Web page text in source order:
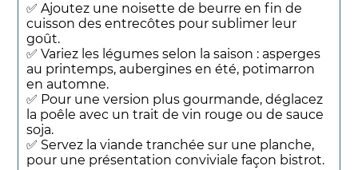
✅ Ajoutez une noisette de beurre en fin de
cuisson des entrecôtes pour sublimer leur
goût.
✅ Variez les légumes selon la saison : asperges
au printemps, aubergines en été, potimarron
en automne.
✅ Pour une version plus gourmande, déglacez
la poêle avec un trait de vin rouge ou de sauce
soja.
✅ Servez la viande tranchée sur une planche,
pour une présentation conviviale façon bistrot.